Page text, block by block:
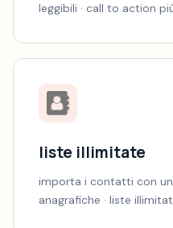
leggibili · call to action
liste illimitate
importa i contatti con un
anagrafiche · liste